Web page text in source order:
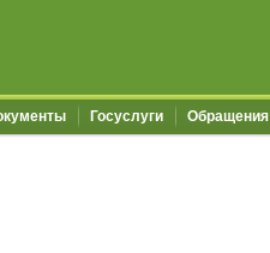
Госуслуги Обращения